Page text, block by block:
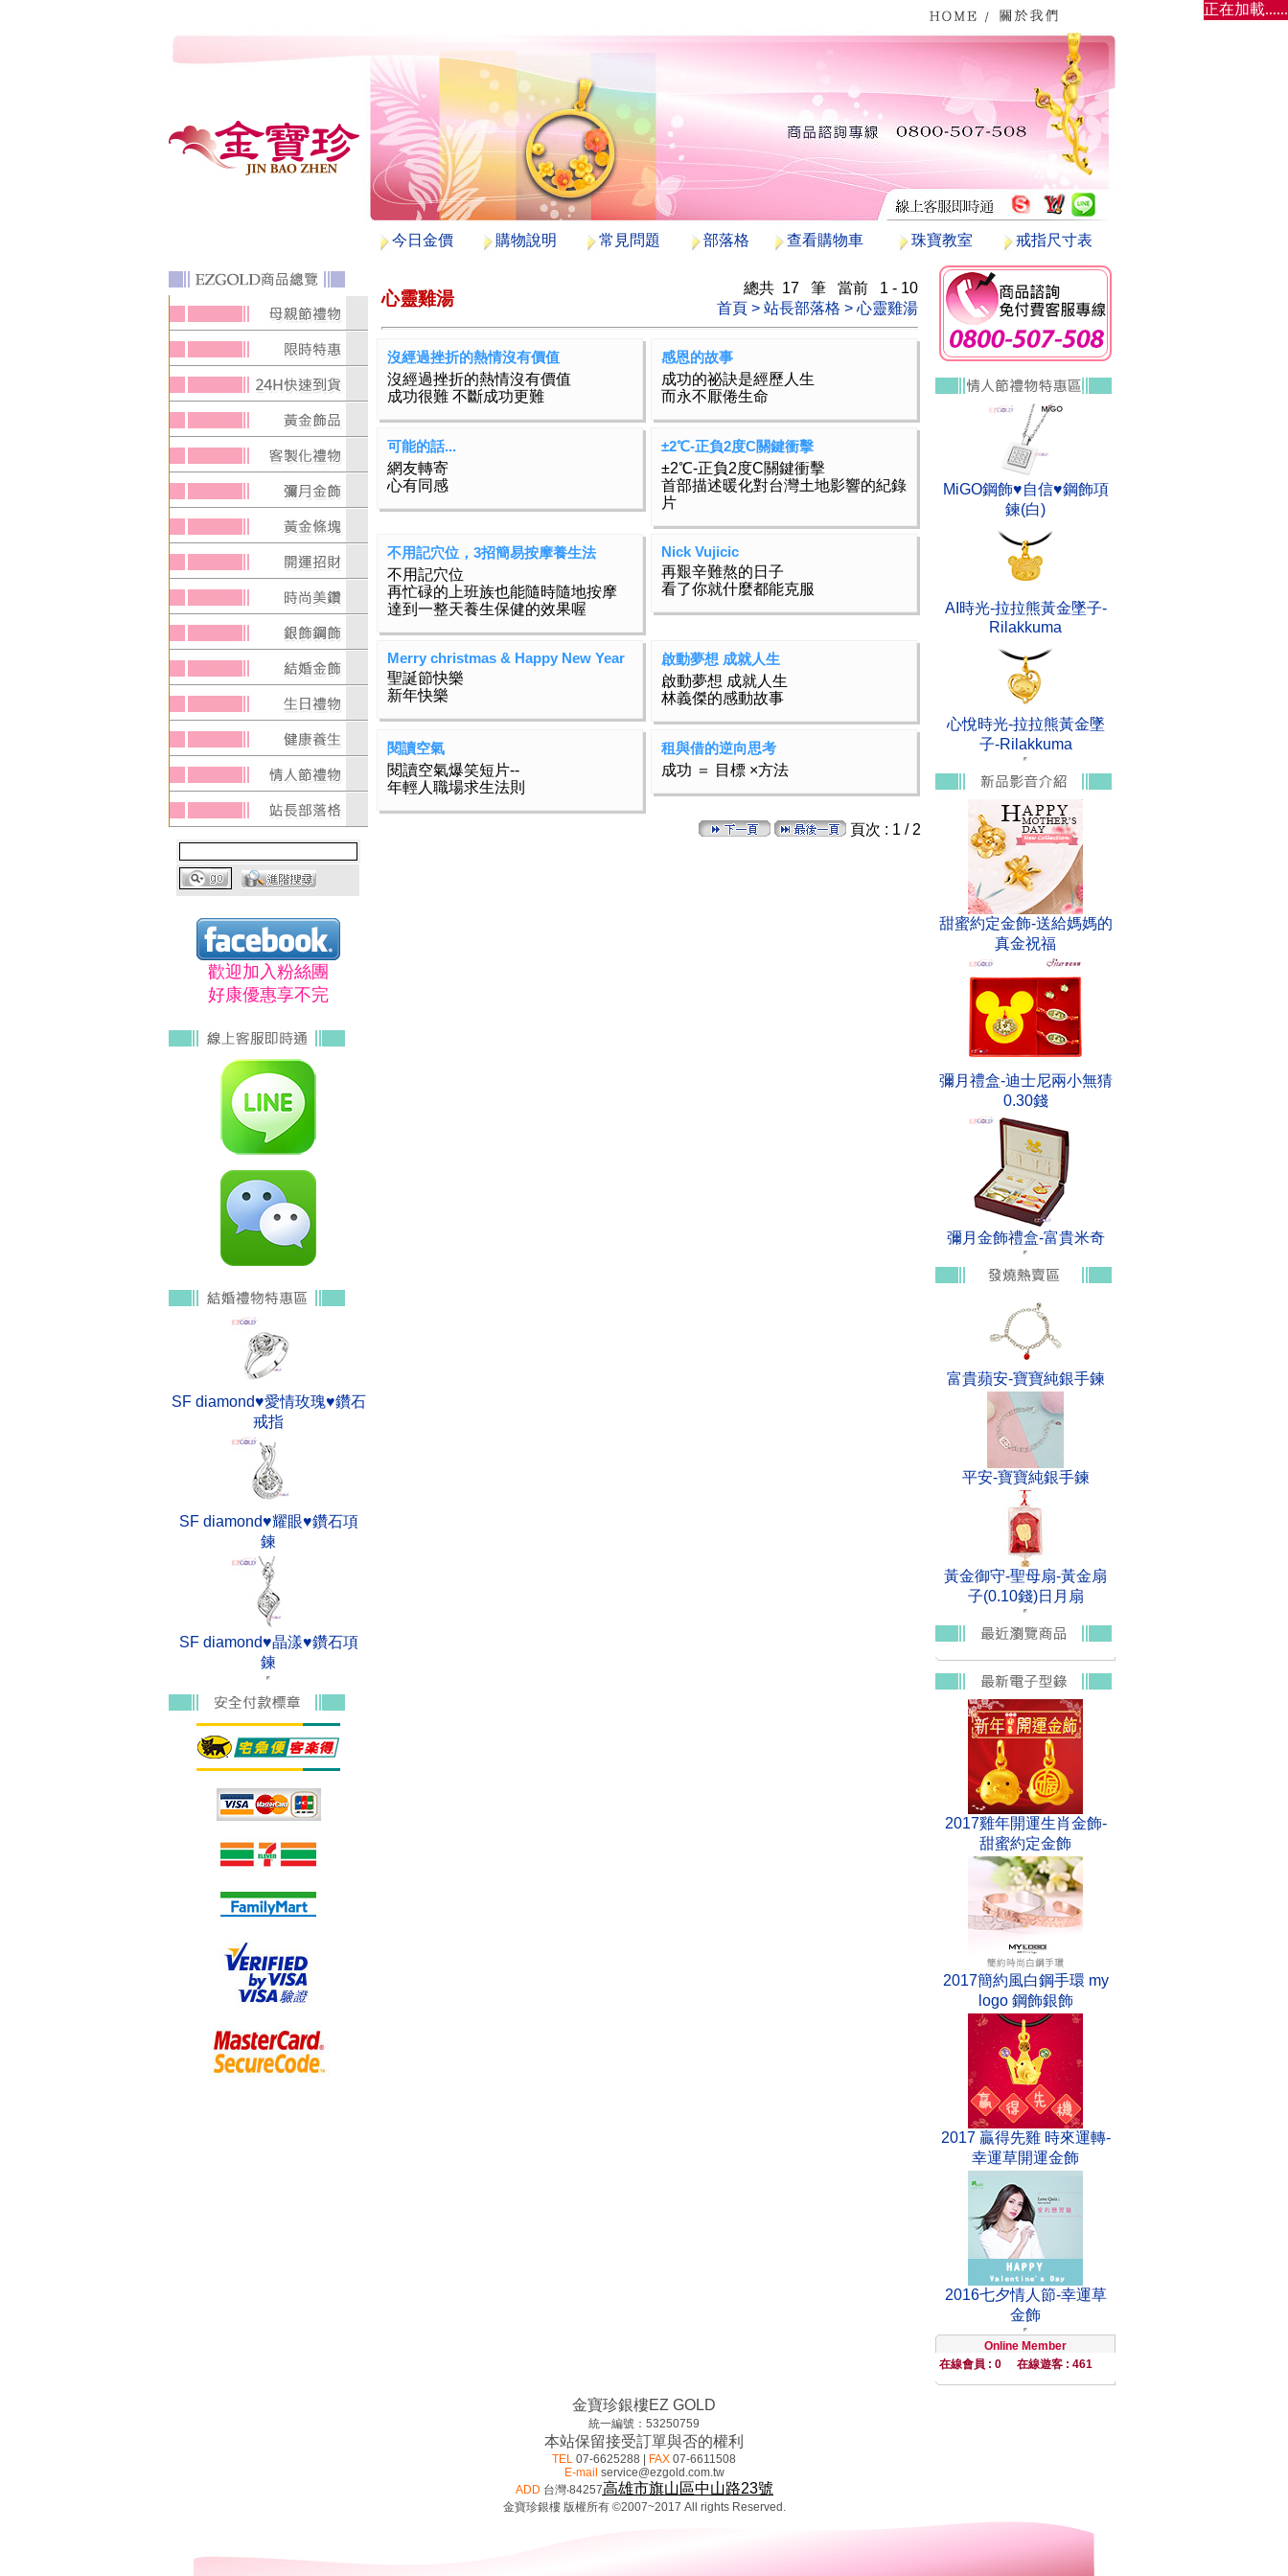
正在加載......
今日金價 購物說明 常見問題 部落格 查看購物車 珠寶教室 戒指尺寸表
歡迎加入粉絲團
好康優惠享不完
SF diamond♥愛情玫瑰♥鑽石
戒指
SF diamond♥耀眼♥鑽石項
鍊
SF diamond♥晶漾♥鑽石項
鍊
心靈雞湯
總共 17 筆 當前 1 - 10
首頁 > 站長部落格 > 心靈雞湯
沒經過挫折的熱情沒有價值
沒經過挫折的熱情沒有價值
成功很難 不斷成功更難
感恩的故事
成功的祕訣是經歷人生
而永不厭倦生命
可能的話...
網友轉寄
心有同感
±2℃-正負2度C關鍵衝擊
±2℃-正負2度C關鍵衝擊
首部描述暖化對台灣土地影響的紀錄
片
不用記穴位，3招簡易按摩養生法
不用記穴位
再忙碌的上班族也能隨時隨地按摩
達到一整天養生保健的效果喔
Nick Vujicic
再艱辛難熬的日子
看了你就什麼都能克服
Merry christmas & Happy New Year
聖誕節快樂
新年快樂
啟動夢想 成就人生
啟動夢想 成就人生
林義傑的感動故事
閱讀空氣
閱讀空氣爆笑短片--
年輕人職場求生法則
租與借的逆向思考
成功 ＝ 目標 ×方法
頁次 : 1 / 2
MiGO鋼飾♥自信♥鋼飾項
鍊(白)
AI時光-拉拉熊黃金墜子-
Rilakkuma
心悅時光-拉拉熊黃金墜
子-Rilakkuma
甜蜜約定金飾-送給媽媽的
真金祝福
彌月禮盒-迪士尼兩小無猜
0.30錢
彌月金飾禮盒-富貴米奇
富貴蘋安-寶寶純銀手鍊
平安-寶寶純銀手鍊
黃金御守-聖母扇-黃金扇
子(0.10錢)日月扇
2017雞年開運生肖金飾-
甜蜜約定金飾
2017簡約風白鋼手環 my
logo 鋼飾銀飾
2017 贏得先雞 時來運轉-
幸運草開運金飾
2016七夕情人節-幸運草
金飾
Online Member
在線會員 : 0
在線遊客 : 461
金寶珍銀樓EZ GOLD
統一編號：53250759
本站保留接受訂單與否的權利
TEL 07-6625288 | FAX 07-6611508
E-mail service@ezgold.com.tw
ADD 台灣‧84257高雄市旗山區中山路23號
金寶珍銀樓 版權所有 ©2007~2017 All rights Reserved.